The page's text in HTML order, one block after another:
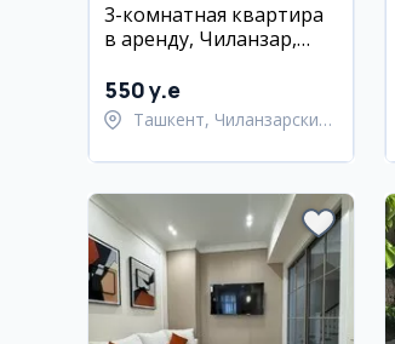
3-комнатная квартира
в аренду, Чиланзар,
550 y.e
Ташкент, Чиланзарский